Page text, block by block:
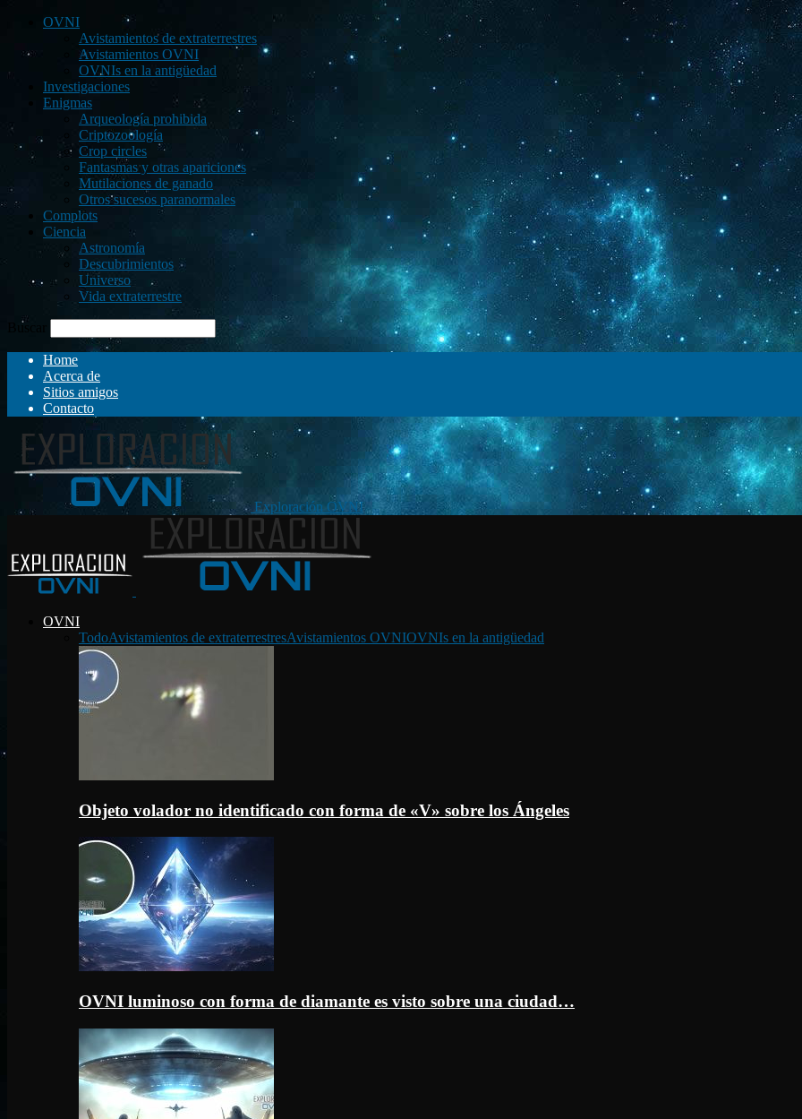
OVNI
Avistamientos de extraterrestres
Avistamientos OVNI
OVNIs en la antigüedad
Investigaciones
Enigmas
Arqueología prohibida
Criptozoología
Crop circles
Fantasmas y otras apariciones
Mutilaciones de ganado
Otros sucesos paranormales
Complots
Ciencia
Astronomía
Descubrimientos
Universo
Vida extraterrestre
Buscar
Home
Acerca de
Sitios amigos
Contacto
Exploración OVNI
OVNI
TodoAvistamientos de extraterrestresAvistamientos OVNIOVNIs en la antigüedad
Objeto volador no identificado con forma de «V» sobre los Ángeles
OVNI luminoso con forma de diamante es visto sobre una ciudad…